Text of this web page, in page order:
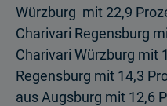
Würzburg mit 22,9
Charivari Regensburg
Charivari Würzburg mit
Regensburg mit 14,3
aus Augsburg mit 12,6